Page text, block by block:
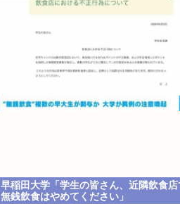
早稲田大学「学生の皆さん、近隣飲食店
無銭飲食はやめてください」